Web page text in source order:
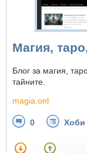
Магия,
Блог за магия,
тайните.
magia.onl
0 Хоби